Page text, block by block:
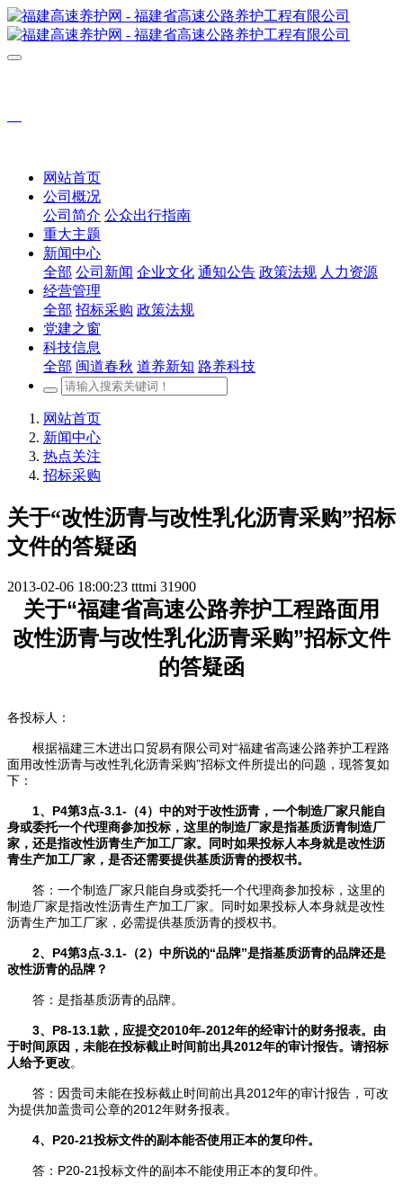
网站首页
公司概况
公司简介 公众出行指南
重大主题
新闻中心
全部 公司新闻 企业文化 通知公告 政策法规 人力资源
经营管理
全部 招标采购 政策法规
党建之窗
科技信息
全部 闽道春秋 道养新知 路养科技
网站首页
新闻中心
热点关注
招标采购
关于“改性沥青与改性乳化沥青采购”招标
文件的答疑函
2013-02-06 18:00:23 tttmi 31900
关于“福建省高速公路养护工程路面用
改性沥青与改性乳化沥青采购”招标文件
的答疑函
各投标人：
根据福建三木进出口贸易有限公司对“福建省高速公路养护工程路
面用改性沥青与改性乳化沥青采购”招标文件所提出的问题，现答复如
下：
1、P4第3点-3.1-（4）中的对于改性沥青，一个制造厂家只能自
身或委托一个代理商参加投标，这里的制造厂家是指基质沥青制造厂
家，还是指改性沥青生产加工厂家。同时如果投标人本身就是改性沥
青生产加工厂家，是否还需要提供基质沥青的授权书。
答：一个制造厂家只能自身或委托一个代理商参加投标，这里的
制造厂家是指改性沥青生产加工厂家。同时如果投标人本身就是改性
沥青生产加工厂家，必需提供基质沥青的授权书。
2、P4第3点-3.1-（2）中所说的“品牌”是指基质沥青的品牌还是
改性沥青的品牌？
答：是指基质沥青的品牌。
3、P8-13.1款，应提交2010年-2012年的经审计的财务报表。由
于时间原因，未能在投标截止时间前出具2012年的审计报告。请招标
人给予更改。
答：因贵司未能在投标截止时间前出具2012年的审计报告，可改
为提供加盖贵司公章的2012年财务报表。
4、P20-21投标文件的副本能否使用正本的复印件。
答：P20-21投标文件的副本不能使用正本的复印件。